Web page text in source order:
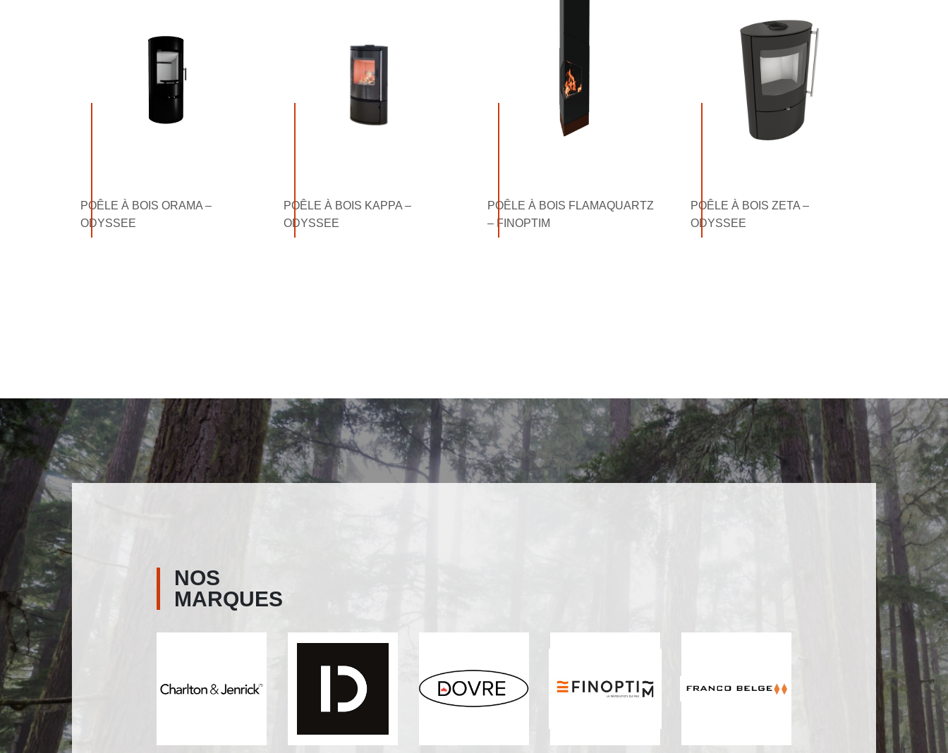
POÊLE À BOIS ORAMA –
ODYSSEE
POÊLE À BOIS KAPPA –
ODYSSEE
POÊLE À BOIS FLAMAQUARTZ
– FINOPTIM
POÊLE À BOIS ZETA –
ODYSSEE
NOS
MARQUES